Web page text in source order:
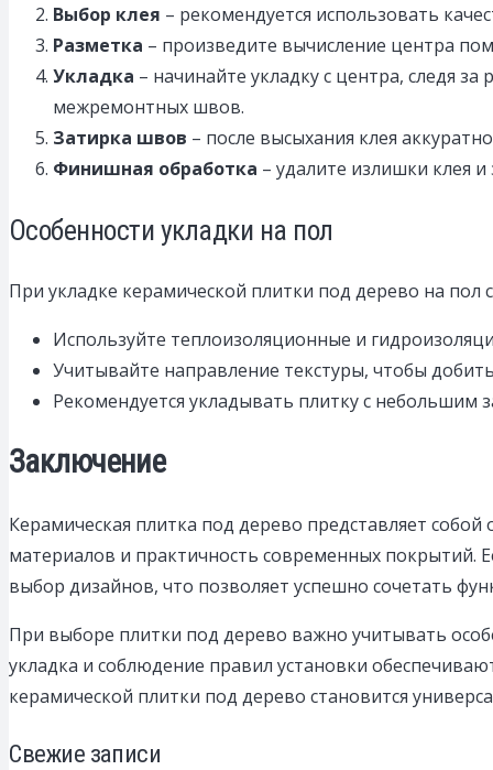
Выбор клея – рекомендуется использовать
Разметка – произведите вычисление центра
Укладка – начинайте укладку с центра, следя
межремонтных швов.
Затирка швов – после высыхания клея
Финишная обработка – удалите излишки клея
Особенности укладки на пол
При укладке керамической плитки под дерево на пол
Используйте теплоизоляционные и
Учитывайте направление текстуры, чтобы
Рекомендуется укладывать плитку с небольшим
Заключение
Керамическая плитка под дерево представляет
материалов и практичность современных покрытий.
выбор дизайнов, что позволяет успешно сочетать
При выборе плитки под дерево важно учитывать
укладка и соблюдение правил установки
керамической плитки под дерево становится
Свежие записи